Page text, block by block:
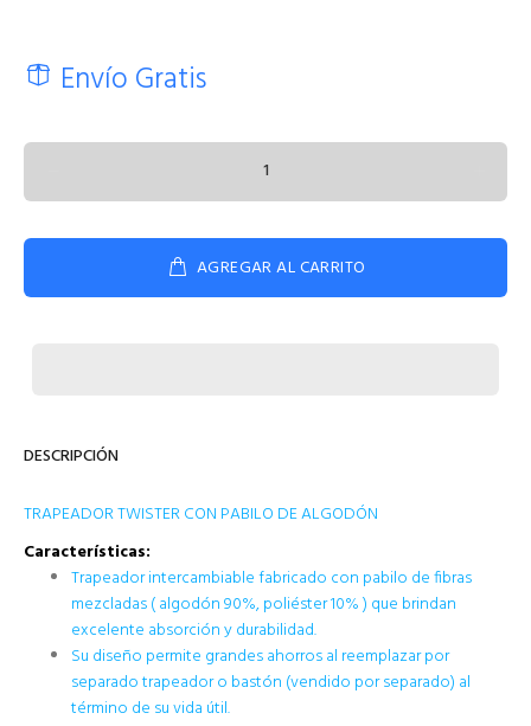
Envío Gratis
AGREGAR AL CARRITO
DESCRIPCIÓN
TRAPEADOR TWISTER CON PABILO DE ALGODÓN
Características:
Trapeador intercambiable fabricado con pabilo de fibras
mezcladas ( algodón 90%, poliéster 10% ) que brindan
excelente absorción y durabilidad.
Su diseño permite grandes ahorros al reemplazar por
separado trapeador o bastón (vendido por separado) al
término de su vida útil.